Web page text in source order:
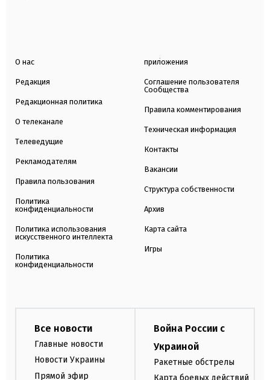
О нас
Редакция
Редакционная политика
О телеканале
Телеведущие
Рекламодателям
Правила пользования
Политика
конфиденциальности
Политика использования
искусственного интеллекта
Политика
конфиденциальности
приложения
Соглашение пользователя
Сообщества
Правила комментирования
Техническая информация
Контакты
Вакансии
Структура собственности
Архив
Карта сайта
Игры
Все новости
Главные новости
Новости Украины
Прямой эфир
Война России с
Украиной
Ракетные обстрелы